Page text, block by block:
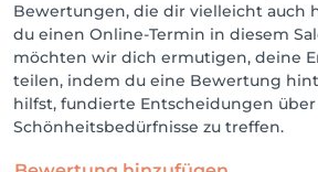
Bewertungen, die dir vielleicht auch
du einen Online-Termin in diesem
möchten wir dich ermutigen, deine
teilen, indem du eine Bewertung
hilfst, fundierte Entscheidungen
Schönheitsbedürfnisse zu treffen.